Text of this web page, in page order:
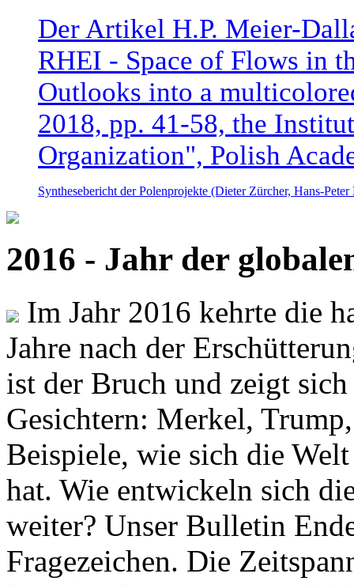
Der Artikel H.P. Meier-
RHEI - Space of Flows in
Outlooks into a
2018, pp. 41-58, the
Organization", Polish
Synthesebericht der Polenprojekte (Dieter Zürcher, Hans-
2016 - Jahr der
Im Jahr 2016 kehrte die
Jahre nach der
ist der Bruch und zeigt
Gesichtern: Merkel,
Beispiele, wie sich die
hat. Wie entwickeln sich
weiter? Unser Bulletin
Fragezeichen. Die